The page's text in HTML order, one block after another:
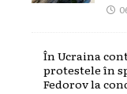
În Ucraina
protestele în
Fedorov la